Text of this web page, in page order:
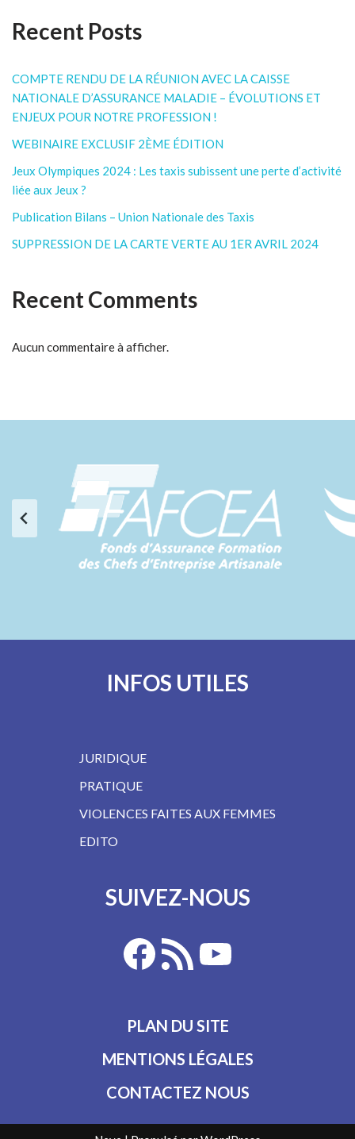
Recent Posts
COMPTE RENDU DE LA RÉUNION AVEC LA CAISSE
NATIONALE D’ASSURANCE MALADIE – ÉVOLUTIONS ET
ENJEUX POUR NOTRE PROFESSION !
WEBINAIRE EXCLUSIF 2ÈME ÉDITION
Jeux Olympiques 2024 : Les taxis subissent une perte d’activité
liée aux Jeux ?
Publication Bilans – Union Nationale des Taxis
SUPPRESSION DE LA CARTE VERTE AU 1ER AVRIL 2024
Recent Comments
Aucun commentaire à afficher.
INFOS UTILES
JURIDIQUE
PRATIQUE
VIOLENCES FAITES AUX FEMMES
EDITO
SUIVEZ-NOUS
PLAN DU SITE
MENTIONS LÉGALES
CONTACTEZ NOUS